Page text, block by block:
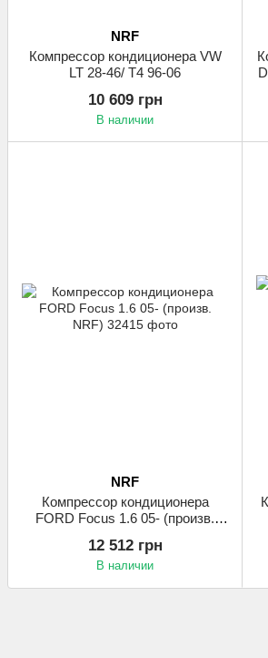
NRF
Компрессор кондиционера VW
LT 28-46/ T4 96-06
10 609 грн
В наличии
NRF
Компрессор кондиционера
FORD Focus 1.6 05- (произв.
12 512 грн
В наличии